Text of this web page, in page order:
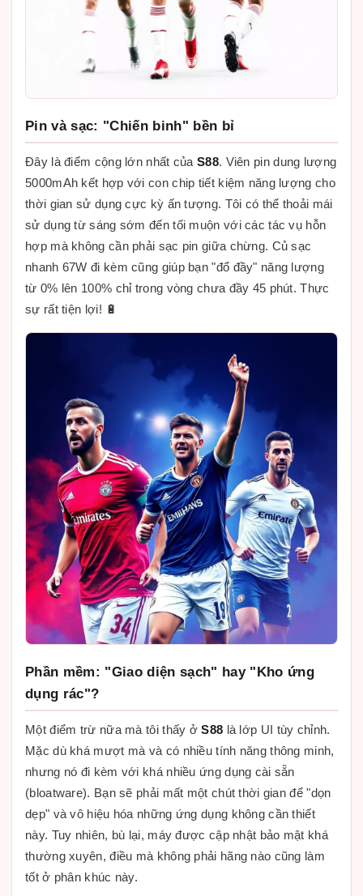
Pin và sạc: "Chiến binh" bền bỉ
Đây là điểm cộng lớn nhất của S88. Viên pin dung lượng
5000mAh kết hợp với con chip tiết kiệm năng lượng cho
thời gian sử dụng cực kỳ ấn tượng. Tôi có thể thoải mái
sử dụng từ sáng sớm đến tối muộn với các tác vụ hỗn
hợp mà không cần phải sạc pin giữa chừng. Củ sạc
nhanh 67W đi kèm cũng giúp bạn "đổ đầy" năng lượng
từ 0% lên 100% chỉ trong vòng chưa đầy 45 phút. Thực
sự rất tiện lợi! 🔋
Phần mềm: "Giao diện sạch" hay "Kho ứng
dụng rác"?
Một điểm trừ nữa mà tôi thấy ởS88 là lớp UI tùy chỉnh.
Mặc dù khá mượt mà và có nhiều tính năng thông minh,
nhưng nó đi kèm với khá nhiều ứng dụng cài sẵn
(bloatware). Bạn sẽ phải mất một chút thời gian để "dọn
dẹp" và vô hiệu hóa những ứng dụng không cần thiết
này. Tuy nhiên, bù lại, máy được cập nhật bảo mật khá
thường xuyên, điều mà không phải hãng nào cũng làm
tốt ở phân khúc này.